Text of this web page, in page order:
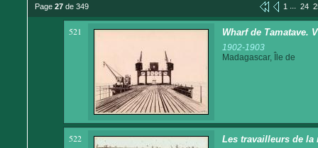
Page 27 de 349 1 ... 24
521 Wharf de Tamatave.
1902-1903
Madagascar, Île de
522 Les travailleurs de la